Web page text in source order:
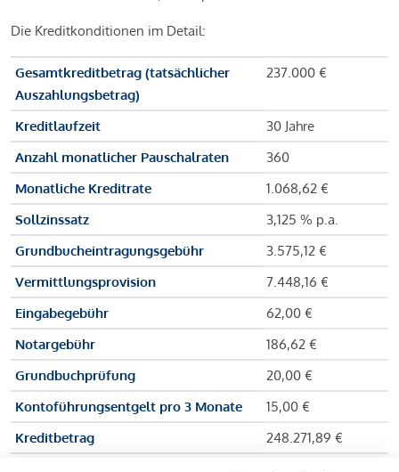
Die Kreditkonditionen im Detail:
Gesamtkreditbetrag (tatsächlicher
Auszahlungsbetrag)
237.000 €
Kreditlaufzeit
30 Jahre
Anzahl monatlicher Pauschalraten
360
Monatliche Kreditrate
1.068,62 €
Sollzinssatz
3,125 % p.a.
Grundbucheintragungsgebühr
3.575,12 €
Vermittlungsprovision
7.448,16 €
Eingabegebühr
62,00 €
Notargebühr
186,62 €
Grundbuchprüfung
20,00 €
Kontoführungsentgelt pro 3 Monate
15,00 €
Kreditbetrag
248.271,89 €